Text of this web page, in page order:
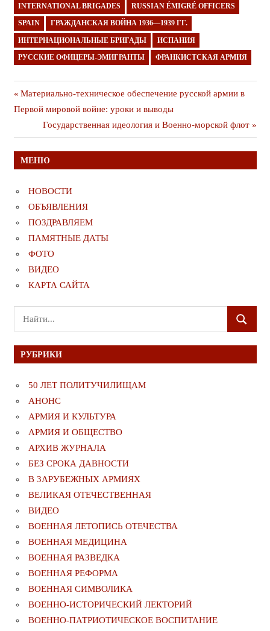
INTERNATIONAL BRIGADES RUSSIAN ÉMIGRÉ OFFICERS
SPAIN ГРАЖДАНСКАЯ ВОЙНА 1936—1939 ГГ.
ИНТЕРНАЦИОНАЛЬНЫЕ БРИГАДЫ ИСПАНИЯ
РУССКИЕ ОФИЦЕРЫ-ЭМИГРАНТЫ ФРАНКИСТСКАЯ АРМИЯ
Навигация
по
записям
Предыдущая
публикация
Материально-техническое обеспечение русской армии в
Первой мировой войне: уроки и выводы
Следующая
публикация
Государственная идеология и Военно-морской флот
МЕНЮ
НОВОСТИ
ОБЪЯВЛЕНИЯ
ПОЗДРАВЛЯЕМ
ПАМЯТНЫЕ ДАТЫ
ФОТО
ВИДЕО
КАРТА САЙТА
Поиск
для:
ПОИСК
РУБРИКИ
50 ЛЕТ ПОЛИТУЧИЛИЩАМ
АНОНС
АРМИЯ И КУЛЬТУРА
АРМИЯ И ОБЩЕСТВО
АРХИВ ЖУРНАЛА
БЕЗ СРОКА ДАВНОСТИ
В ЗАРУБЕЖНЫХ АРМИЯХ
ВЕЛИКАЯ ОТЕЧЕСТВЕННАЯ
ВИДЕО
ВОЕННАЯ ЛЕТОПИСЬ ОТЕЧЕСТВА
ВОЕННАЯ МЕДИЦИНА
ВОЕННАЯ РАЗВЕДКА
ВОЕННАЯ РЕФОРМА
ВОЕННАЯ СИМВОЛИКА
ВОЕННО-ИСТОРИЧЕСКИЙ ЛЕКТОРИЙ
ВОЕННО-ПАТРИОТИЧЕСКОЕ ВОСПИТАНИЕ